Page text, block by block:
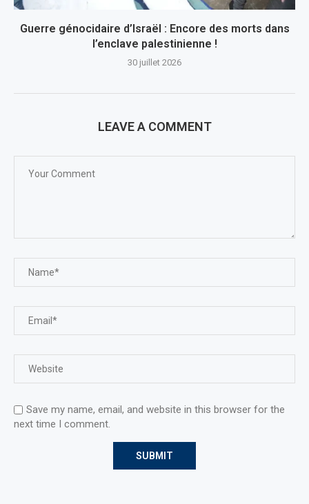
Guerre génocidaire d’Israël : Encore des morts dans
l’enclave palestinienne !
30 juillet 2026
LEAVE A COMMENT
Save my name, email, and website in this browser for the
next time I comment.